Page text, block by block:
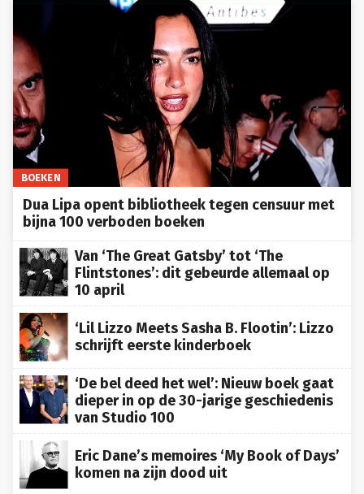
BOEKEN
Dua Lipa opent bibliotheek tegen censuur met
bijna 100 verboden boeken
Van ‘The Great Gatsby’ tot ‘The
Flintstones’: dit gebeurde allemaal op
10 april
‘Lil Lizzo Meets Sasha B. Flootin’: Lizzo
schrijft eerste kinderboek
‘De bel deed het wel’: Nieuw boek gaat
dieper in op de 30-jarige geschiedenis
van Studio 100
Eric Dane’s memoires ‘My Book of Days’
komen na zijn dood uit